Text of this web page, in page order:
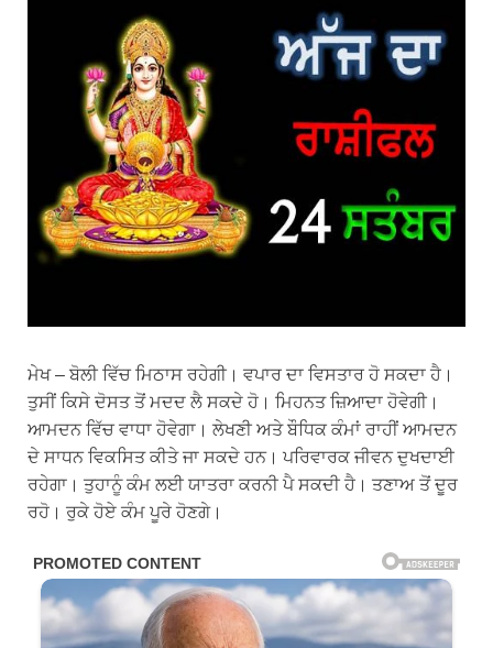
ਮੇਖ – ਬੋਲੀ ਵਿੱਚ ਮਿਠਾਸ ਰਹੇਗੀ। ਵਪਾਰ ਦਾ ਵਿਸਤਾਰ ਹੋ ਸਕਦਾ ਹੈ।
ਤੁਸੀਂ ਕਿਸੇ ਦੋਸਤ ਤੋਂ ਮਦਦ ਲੈ ਸਕਦੇ ਹੋ। ਮਿਹਨਤ ਜ਼ਿਆਦਾ ਹੋਵੇਗੀ।
ਆਮਦਨ ਵਿੱਚ ਵਾਧਾ ਹੋਵੇਗਾ। ਲੇਖਣੀ ਅਤੇ ਬੌਧਿਕ ਕੰਮਾਂ ਰਾਹੀਂ ਆਮਦਨ
ਦੇ ਸਾਧਨ ਵਿਕਸਿਤ ਕੀਤੇ ਜਾ ਸਕਦੇ ਹਨ। ਪਰਿਵਾਰਕ ਜੀਵਨ ਦੁਖਦਾਈ
ਰਹੇਗਾ। ਤੁਹਾਨੂੰ ਕੰਮ ਲਈ ਯਾਤਰਾ ਕਰਨੀ ਪੈ ਸਕਦੀ ਹੈ। ਤਣਾਅ ਤੋਂ ਦੂਰ
ਰਹੋ। ਰੁਕੇ ਹੋਏ ਕੰਮ ਪੂਰੇ ਹੋਣਗੇ।